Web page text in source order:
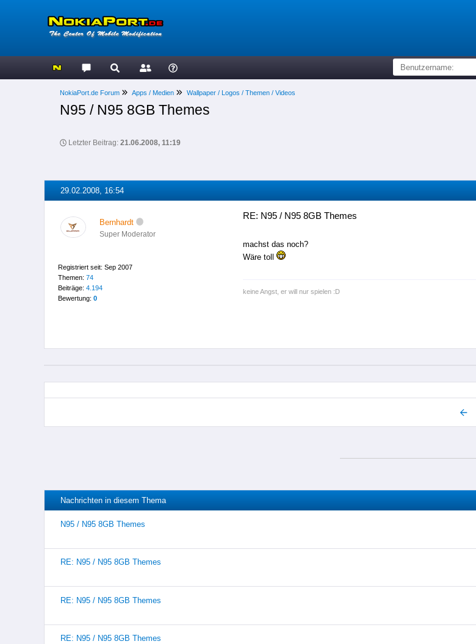
NokiaPort.de Forum Apps / Medien Wallpaper / Logos / Themen / Videos
N95 / N95 8GB Themes
Letzter Beitrag:21.06.2008, 11:19
29.02.2008, 16:54
Bernhardt
Super Moderator
Registriert seit: Sep 2007
Themen: 74
Beiträge: 4.194
Bewertung: 0
RE: N95 / N95 8GB Themes
machst das noch?
Wäre toll
keine Angst, er will nur spielen :D
Nachrichten in diesem Thema
N95 / N95 8GB Themes
RE: N95 / N95 8GB Themes
RE: N95 / N95 8GB Themes
RE: N95 / N95 8GB Themes